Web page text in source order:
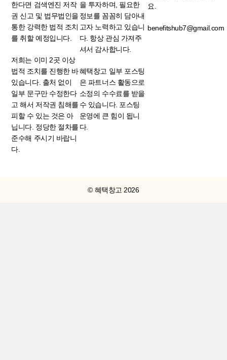
한다면 검색엔진 저작
권 신고 및 법무법인을
통한 강력한 법적 조치
를 취할 예정입니다.
저희는 이미 2곳 이상
법적 조치를 진행한 바
있습니다. 출처 없이
일부 문구만 수정한다
고 해서 저작권 침해를
피할 수 있는 것은 아
닙니다. 정당한 절차를
준수해 주시기 바랍니
다.
을 투자하며, 필요한
정보를 꼼꼼히 담아내
고자 노력하고 있습니
다. 항상 관심 가져주
셔서 감사합니다.
혜택창고 일부 포스팅
은 파트너스 활동으로
소정의 수수료를 받을
수 있습니다. 포스팅
운영에 큰 힘이 됩니
다.
요.
benefitshub7@gmail.com
© 혜택창고 2026